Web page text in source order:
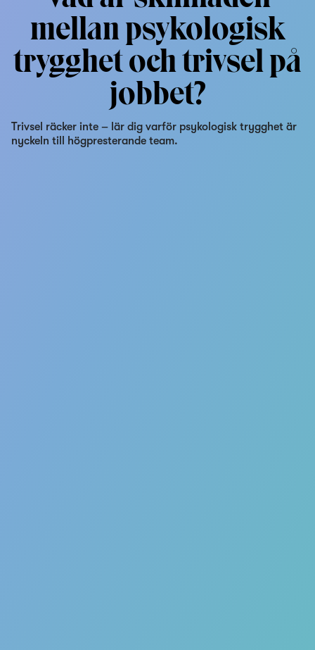
mellan psykologisk
trygghet och trivsel på
jobbet?
Trivsel räcker inte – lär dig varför psykologisk trygghet är
nyckeln till högpresterande team.